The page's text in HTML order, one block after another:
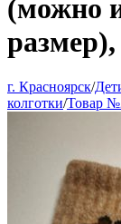
(можно
г. Красноярск/
колготки/Товар